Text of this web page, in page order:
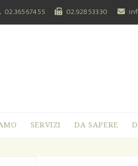
02.36567455 02.92853330
SERVIZI DA SAPERE